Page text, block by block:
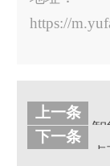
https://
上一条
下一条